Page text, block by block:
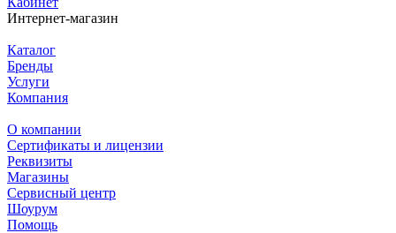
Интернет-магазин
Каталог
Бренды
Услуги
Компания
О компании
Сертификаты и лицензии
Реквизиты
Магазины
Сервисный центр
Шоурум
Помощь